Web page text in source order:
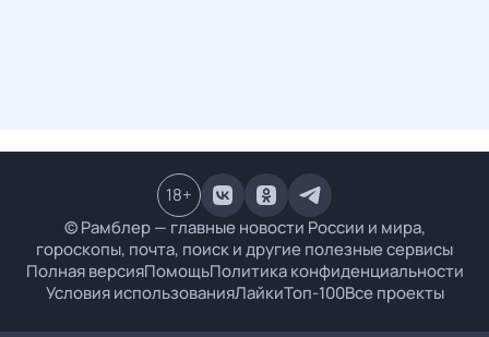
© Рамблер — главные новости России и мира,
гороскопы, почта, поиск и другие полезные сервисы
Полная версияПомощьПолитика конфиденциальности
Условия использованияЛайкиТоп-100Все проекты
18+